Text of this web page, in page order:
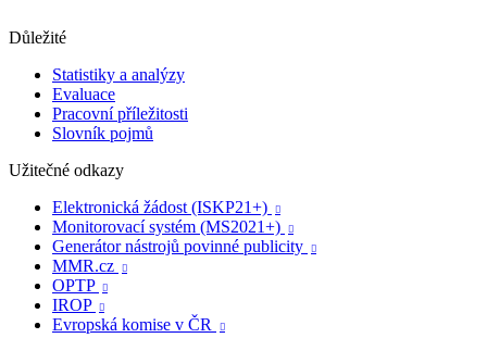
Důležité
Statistiky a analýzy
Evaluace
Pracovní příležitosti
Slovník pojmů
Užitečné odkazy
Elektronická žádost (ISKP21+)

Monitorovací systém (MS2021+) 
Generátor nástrojů povinné publicity 
MMR.cz 
OPTP 
IROP 
Evropská komise v ČR 